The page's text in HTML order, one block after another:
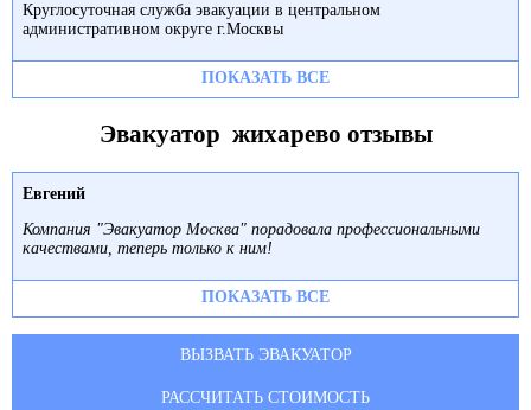
Круглосуточная служба эвакуации в центральном
административном округе г.Москвы
ПОКАЗАТЬ ВСЕ
Эвакуатор жихарево отзывы
Евгений
Компания "Эвакуатор Москва" порадовала профессиональными
качествами, теперь только к ним!
ПОКАЗАТЬ ВСЕ
ВЫЗВАТЬ ЭВАКУАТОР
РАССЧИТАТЬ СТОИМОСТЬ